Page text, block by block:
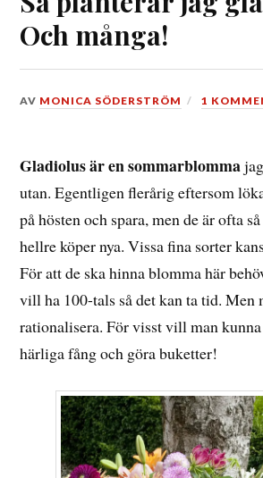
Och många!
DEN
2021
AV MONICA SÖDERSTRÖM 1
Gladiolus är en sommarblomma
utan. Egentligen flerårig eftersom
på hösten och spara, men de är ofta
hellre köper nya. Vissa fina sorter
För att de ska hinna blomma här
vill ha 100-tals så det kan ta tid. Men
rationalisera. För visst vill man
härliga fång och göra buketter!